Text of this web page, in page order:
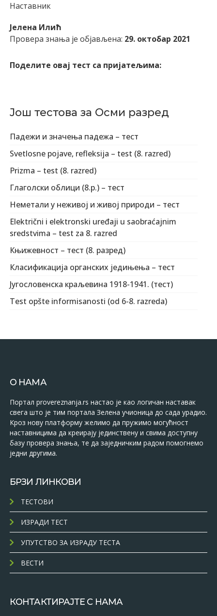
Наставник
Јелена Илић
Провера знања је објављена: 29. октобар 2021
Поделите овај тест са пријатељима:
Још тестова за Осми разред
Падежи и значења падежа – тест
Svetlosne pojave, refleksija – test (8. razred)
Prizma – test (8. razred)
Глаголски облици (8.р.) – тест
Неметали у неживој и живој природи – тест
Električni i elektronski uređaji u saobraćajnim
sredstvima – test za 8. razred
Књижевност – тест (8. разред)
Класификација органских једињења – тест
Југословенска краљевина 1918-1941. (тест)
Test opšte informisanosti (od 6-8. razreda)
О НАМА
Портал provereznanja.rs настао је као логичан наставак
свега што је тим портала Зелена учионица до сада урадио.
Кроз нову платформу желимо да пружимо могућност
наставницима да креирају јединствену и свима доступну
базу провера знања, те да заједничким радом помогнемо
једни другима.
БРЗИ ЛИНКОВИ
ТЕСТОВИ
ИЗРАДИ ТЕСТ
УПУТСТВО ЗА ИЗРАДУ ТЕСТА
ВЕСТИ
КОНТАКТИРАЈТЕ С НАМА